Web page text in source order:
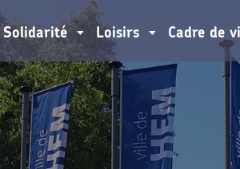
Solidarité Loisirs Cadre de